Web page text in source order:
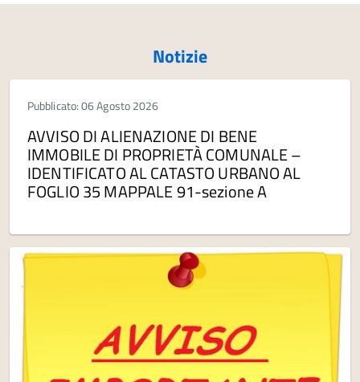
Notizie
Pubblicato: 06 Agosto 2026
AVVISO DI ALIENAZIONE DI BENE
IMMOBILE DI PROPRIETÀ COMUNALE –
IDENTIFICATO AL CATASTO URBANO AL
FOGLIO 35 MAPPALE 91-sezione A